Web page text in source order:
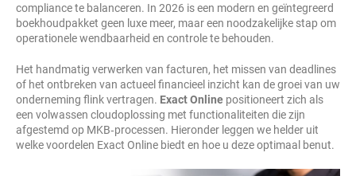
compliance te balanceren. In 2026 is een modern en geïntegreerd
boekhoudpakket geen luxe meer, maar een noodzakelijke stap om
operationele wendbaarheid en controle te behouden.
Het handmatig verwerken van facturen, het missen van deadlines
of het ontbreken van actueel financieel inzicht kan de groei van uw
onderneming flink vertragen. Exact Online positioneert zich als
een volwassen cloudoplossing met functionaliteiten die zijn
afgestemd op MKB‑processen. Hieronder leggen we helder uit
welke voordelen Exact Online biedt en hoe u deze optimaal benut.